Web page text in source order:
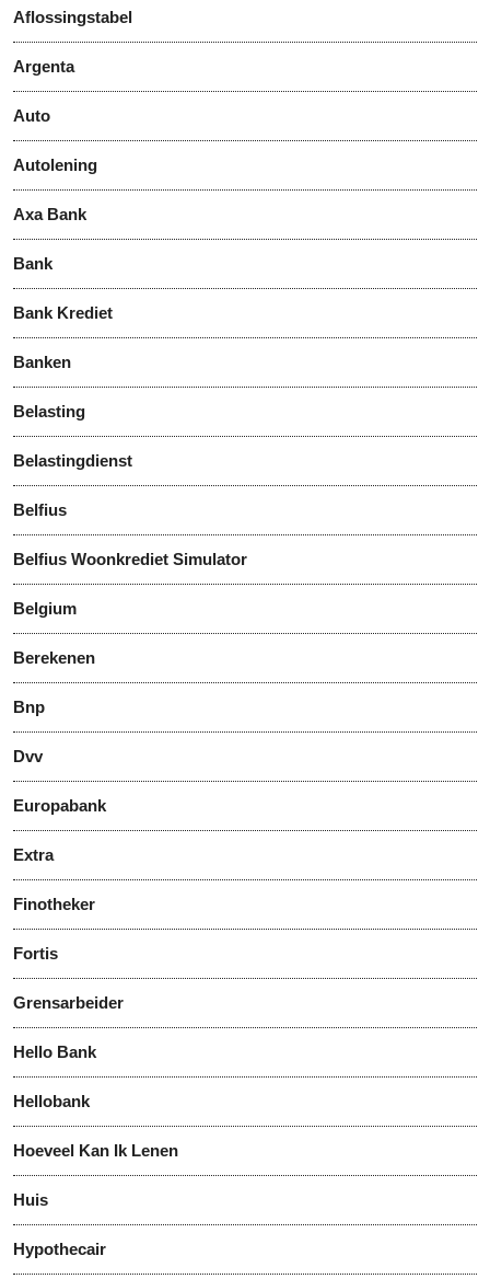
Aflossingstabel
Argenta
Auto
Autolening
Axa Bank
Bank
Bank Krediet
Banken
Belasting
Belastingdienst
Belfius
Belfius Woonkrediet Simulator
Belgium
Berekenen
Bnp
Dvv
Europabank
Extra
Finotheker
Fortis
Grensarbeider
Hello Bank
Hellobank
Hoeveel Kan Ik Lenen
Huis
Hypothecair